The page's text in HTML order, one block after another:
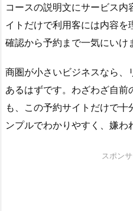
コースの説明文にサービス
イトだけで利用客には内容
確認から予約まで一気にいけ
商圏が小さいビジネスなら
あるはずです。わざわざ自前
も、この予約サイトだけで
ンプルでわかりやすく、嫌わ
スポン